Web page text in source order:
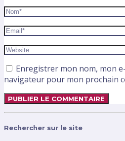
Enregistrer mon nom, mon
navigateur pour mon prochain
Rechercher sur le site